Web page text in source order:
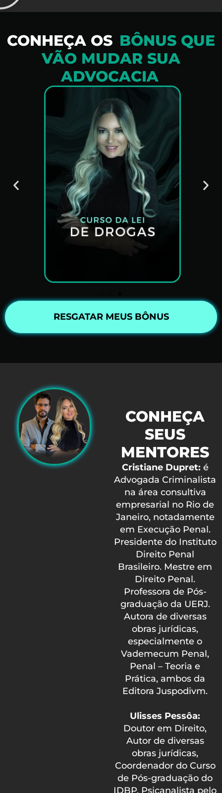
CONHEÇA OS BÔNUS QUE
VÃO MUDAR SUA
ADVOCACIA
RESGATAR MEUS BÔNUS
CONHEÇA
SEUS
MENTORES
Cristiane Dupret: é
Advogada Criminalista
na área consultiva
empresarial no Rio de
Janeiro, notadamente
em Execução Penal.
Presidente do Instituto
Direito Penal
Brasileiro. Mestre em
Direito Penal.
Professora de Pós-
graduação da UERJ.
Autora de diversas
obras jurídicas,
especialmente o
Vademecum Penal,
Penal – Teoria e
Prática, ambos da
Editora Juspodivm.
Ulisses Pessôa:
Doutor em Direito,
Autor de diversas
obras jurídicas,
Coordenador do Curso
de Pós-graduação do
IDBP, Psicanalista pelo